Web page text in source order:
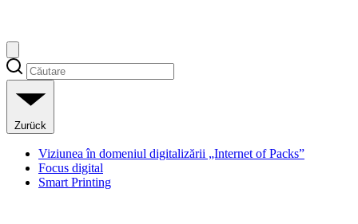
Zurück
Viziunea în domeniul digitalizării „Internet of Packs”
Focus digital
Smart Printing